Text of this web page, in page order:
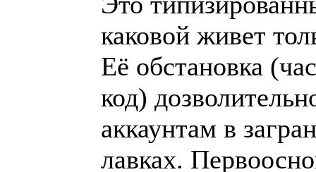
каковой живет
Её обстановка
код)
аккаунтам в
лавках.